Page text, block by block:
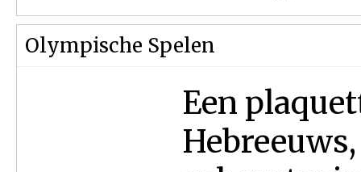
Olympische Spelen
Een